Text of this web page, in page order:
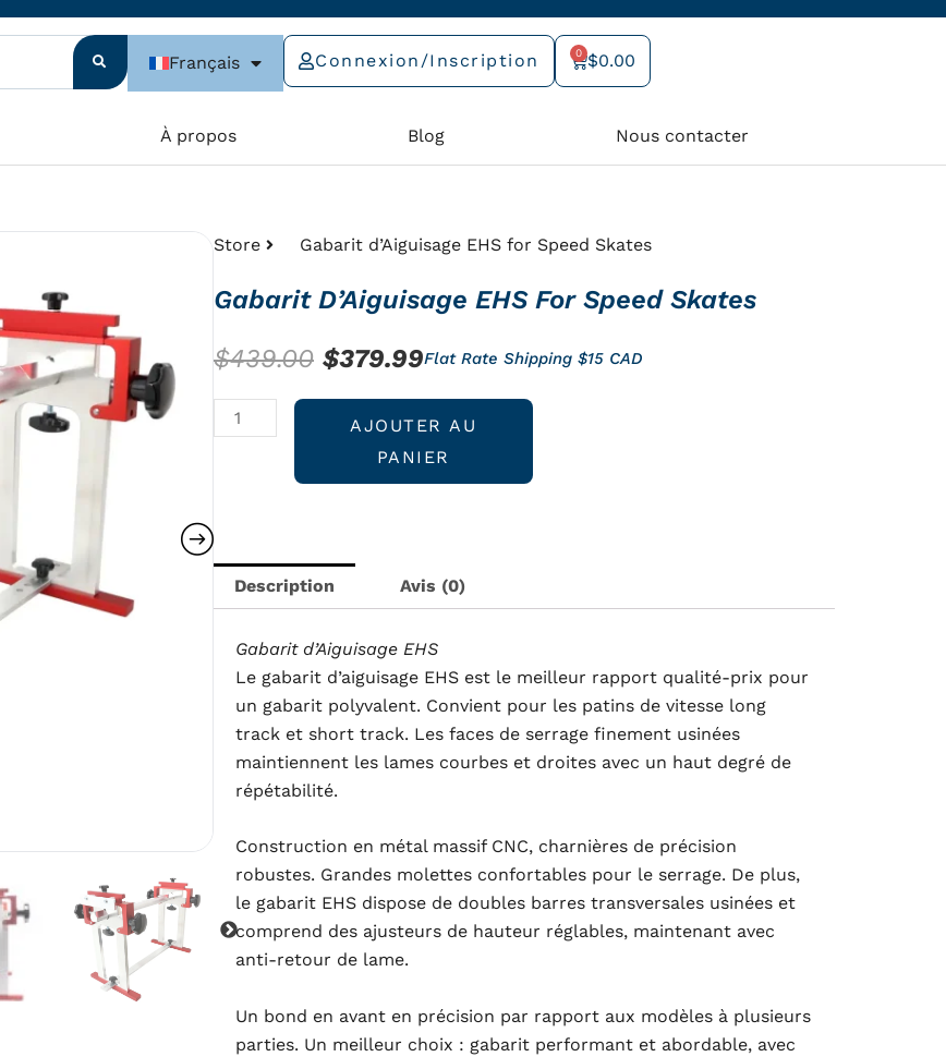
Français Connexion/Inscription $0.00
0
Panier
À propos Blog Nous contacter
Store Gabarit d’Aiguisage EHS for Speed Skates
Gabarit D’Aiguisage EHS For Speed Skates
$439.00 Le
prix
initial
était :
$379.99Le
prix
actuel
est :
Flat Rate Shipping $15 CAD
quantité
de
Speed
Skates
AJOUTER AU
PANIER
Description Avis (0)
Gabarit d’Aiguisage EHS
Le gabarit d’aiguisage EHS est le meilleur rapport qualité-prix pour
un gabarit polyvalent. Convient pour les patins de vitesse long
track et short track. Les faces de serrage finement usinées
maintiennent les lames courbes et droites avec un haut degré de
répétabilité.
Construction en métal massif CNC, charnières de précision
robustes. Grandes molettes confortables pour le serrage. De plus,
le gabarit EHS dispose de doubles barres transversales usinées et
comprend des ajusteurs de hauteur réglables, maintenant avec
anti-retour de lame.
Un bond en avant en précision par rapport aux modèles à plusieurs
parties. Un meilleur choix : gabarit performant et abordable, avec